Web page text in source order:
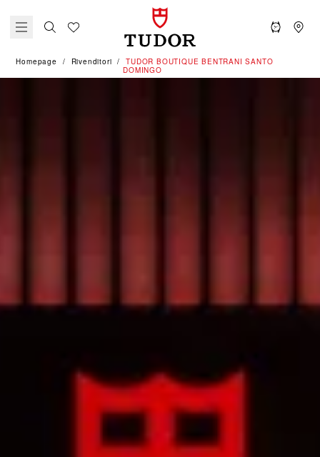
Homepage Rivenditori
‭TUDOR BOUTIQUE BENTRANI SANTO
DOMINGO‬